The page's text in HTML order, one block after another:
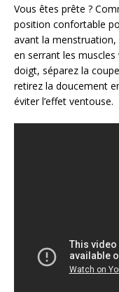
Vous êtes prête ?
position confortable
avant la menstruation,
en serrant les muscles
doigt, séparez la
retirez la doucement
éviter l’effet ventouse.